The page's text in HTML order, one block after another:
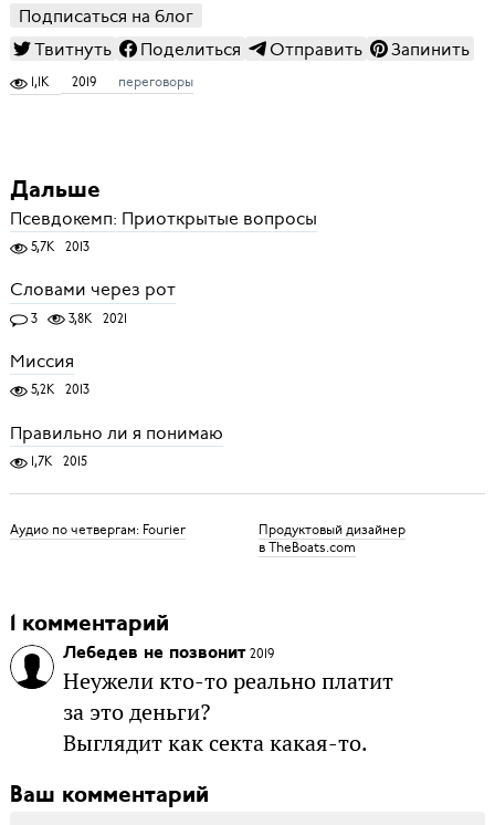
Подписаться на блог
Твитнуть
Поделиться Отправить Запинить
1,1K 2019 переговоры
Дальше
Псевдокемп: Приоткрытые вопросы
5,7K 2013
Словами через рот
3 3,8K 2021
Миссия
5,2K 2013
Правильно ли я понимаю
1,7K 2015
Аудио по четвергам: Fourier
Продуктовый дизайнер
в TheBoats.com
1 комментарий
Лебедев не позвонит 2019
Неужели кто-то реально платит
за это деньги?
Выглядит как секта какая-то.
Ваш комментарий